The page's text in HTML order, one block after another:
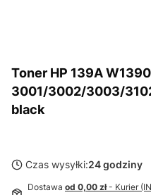
Toner HP 139A
3001/3002/3003/
black
Czas wysyłki:24 godziny
Dostawa od 0,00 zł- Kurier